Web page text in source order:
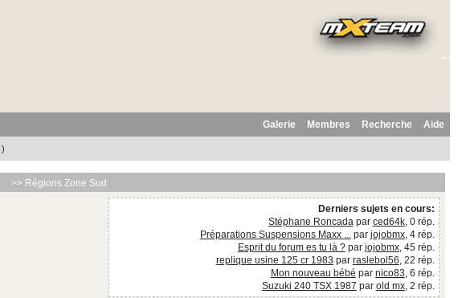
Aide
Recherche
Membres
Galerie
)
>> Régions Zone Sud
Derniers sujets en cours:
Stéphane Roncadapar ced64k, 0 rép.
Préparations Suspensions Maxx ...par jojobmx, 4 rép.
Esprit du forum es tu là ?par jojobmx, 45 rép.
replique usine 125 cr 1983 par raslebol56, 22 rép.
Mon nouveau bébé par nico83, 6 rép.
Suzuki 240 TSX 1987 par old mx, 2 rép.